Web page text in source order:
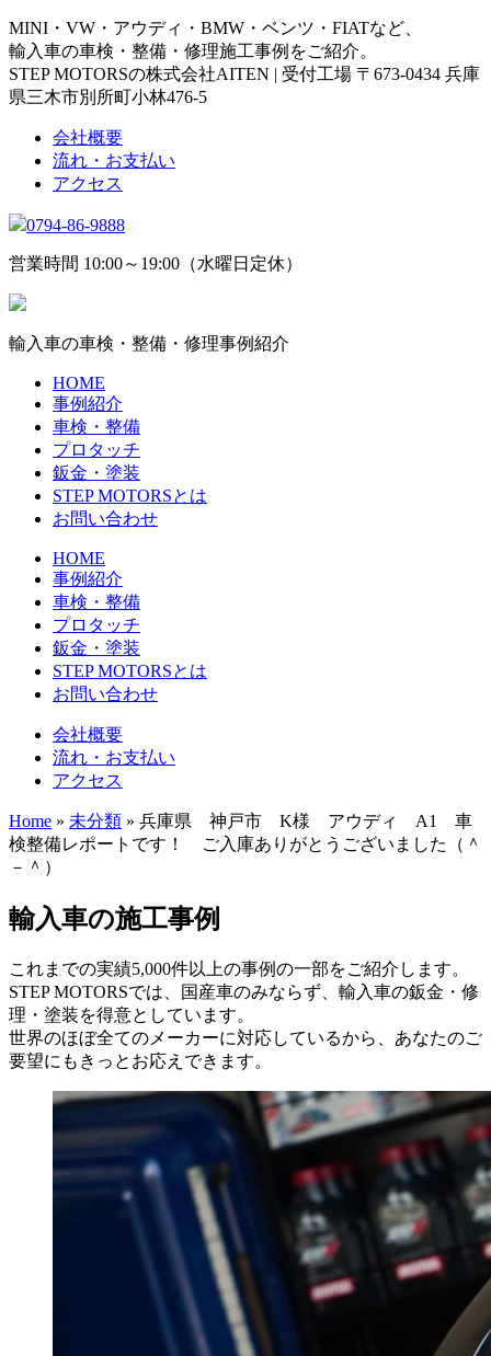
MINI・VW・アウディ・BMW・ベンツ・FIATなど、
輸入車の車検・整備・修理施工事例をご紹介。
STEP MOTORSの株式会社AITEN | 受付工場 〒673-0434 兵庫
県三木市別所町小林476-5
会社概要
流れ・お支払い
アクセス
0794-86-9888
営業時間 10:00～19:00（水曜日定休）
輸入車の車検・整備・修理事例紹介
HOME
事例紹介
車検・整備
プロタッチ
鈑金・塗装
STEP MOTORSとは
お問い合わせ
HOME
事例紹介
車検・整備
プロタッチ
鈑金・塗装
STEP MOTORSとは
お問い合わせ
会社概要
流れ・お支払い
アクセス
Home » 未分類 » 兵庫県 神戸市 K様 アウディ A1 車
検整備レポートです！ ご入庫ありがとうございました（＾
－＾）
輸入車の施工事例
これまでの実績5,000件以上の事例の一部をご紹介します。
STEP MOTORSでは、国産車のみならず、輸入車の鈑金・修
理・塗装を得意としています。
世界のほぼ全てのメーカーに対応しているから、あなたのご
要望にもきっとお応えできます。